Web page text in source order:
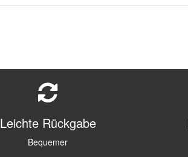
Leichte Rückgabe
Bequemer